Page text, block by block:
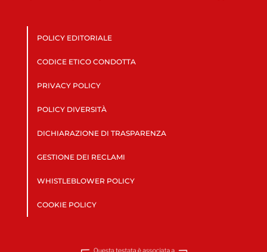
POLICY EDITORIALE
CODICE ETICO CONDOTTA
PRIVACY POLICY
POLICY DIVERSITÀ
DICHIARAZIONE DI TRASPARENZA
GESTIONE DEI RECLAMI
WHISTLEBLOWER POLICY
COOKIE POLICY